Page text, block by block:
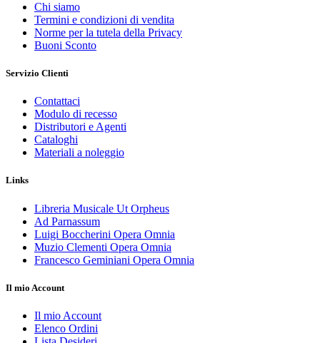
Chi siamo
Termini e condizioni di vendita
Norme per la tutela della Privacy
Buoni Sconto
Servizio Clienti
Contattaci
Modulo di recesso
Distributori e Agenti
Cataloghi
Materiali a noleggio
Links
Libreria Musicale Ut Orpheus
Ad Parnassum
Luigi Boccherini Opera Omnia
Muzio Clementi Opera Omnia
Francesco Geminiani Opera Omnia
Il mio Account
Il mio Account
Elenco Ordini